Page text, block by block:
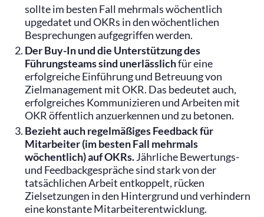
sollte im besten Fall mehrmals wöchentlich
upgedatet und OKRs in den wöchentlichen
Besprechungen aufgegriffen werden.
Der Buy-In und die Unterstützung des
Führungsteams sind unerlässlichfür eine
erfolgreiche Einführung und Betreuung von
Zielmanagement mit OKR. Das bedeutet auch,
erfolgreiches Kommunizieren und Arbeiten mit
OKR öffentlich anzuerkennen und zu betonen.
Bezieht auch regelmäßiges Feedback für
Mitarbeiter (im besten Fall mehrmals
wöchentlich) auf OKRs.Jährliche Bewertungs-
und Feedbackgespräche sind stark von der
tatsächlichen Arbeit entkoppelt, rücken
Zielsetzungen in den Hintergrund und verhindern
eine konstante Mitarbeiterentwicklung.